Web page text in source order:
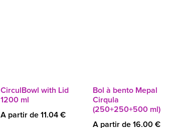
CirculBowl with Lid
1200 ml
A partir de 11.04 €
Bol à bento Mepal
Cirqula
(250+250+500 ml)
A partir de 16.00 €